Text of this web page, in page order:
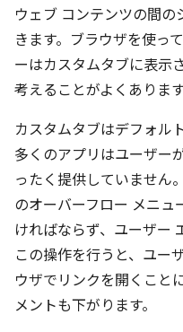
ウェブ コンテンツの間
きます。ブラウザを使っ
ーはカスタムタブに表示
考えることがよくあります
カスタムタブはデフォル
多くのアプリはユーザー
ったく提供していません
のオーバーフロー メニュ
ければならず、ユーザー
この操作を行うと、ユー
ウザでリンクを開くこと
メントも下がります。